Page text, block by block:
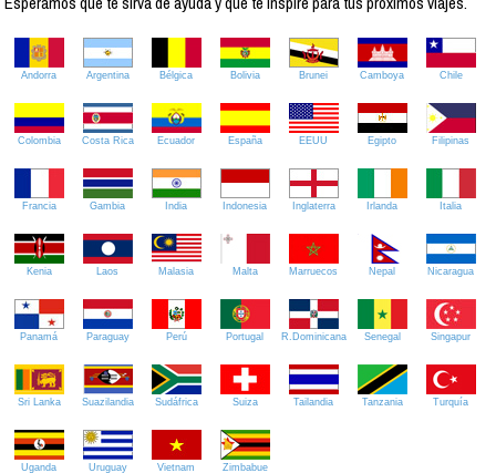
Andorra Argentina Bélgica Bolivia Brunei Camboya Chile
Colombia Costa Rica Ecuador España EEUU Egipto Filipinas
Francia Gambia India Indonesia Inglaterra Irlanda Italia
Kenia Laos Malasia Malta Marruecos Nepal Nicaragua
Panamá Paraguay Perú Portugal R.Dominicana Senegal Singapur
Sri Lanka Suazilandia Sudáfrica Suiza Tailandia Tanzania Turquía
Uganda Uruguay Vietnam Zimbabue